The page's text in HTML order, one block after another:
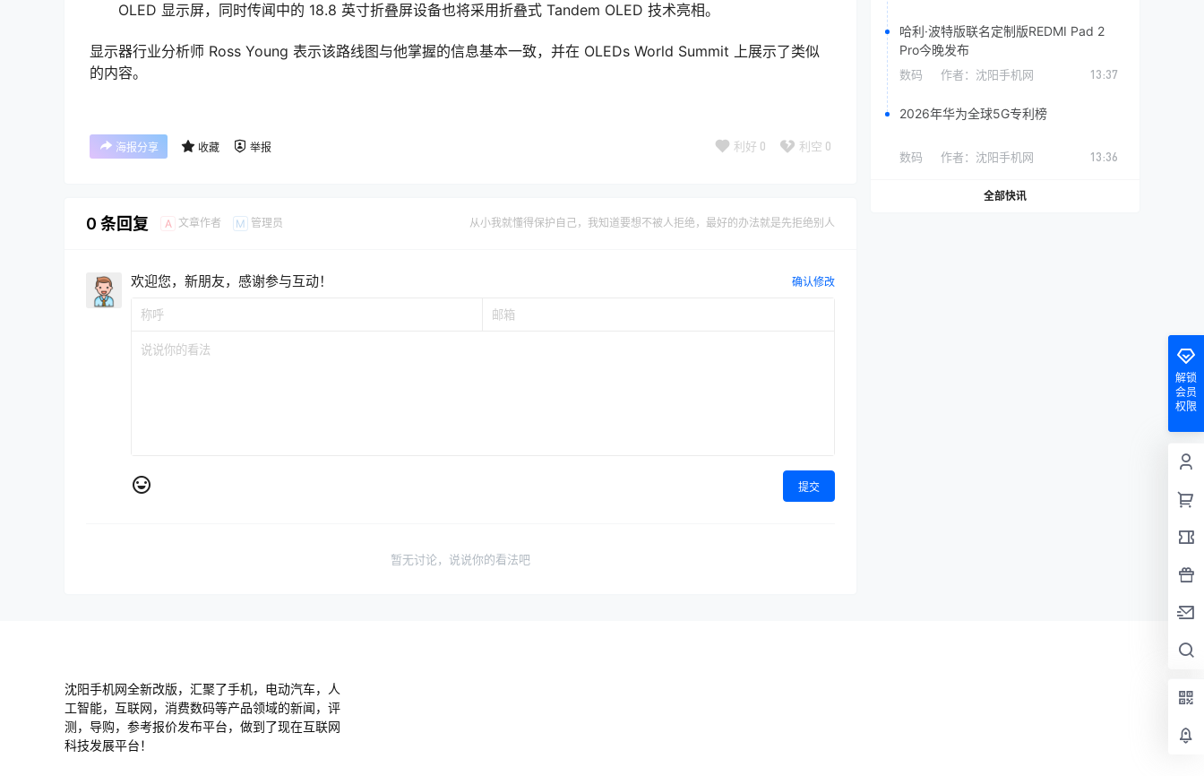
OLED 显示屏，同时传闻中的 18.8 英寸折叠屏设备也将采用折叠式 Tandem OLED 技术亮相。
显示器行业分析师 Ross Young 表示该路线图与他掌握的信息基本一致，并在 OLEDs World Summit 上展示了类似
的内容。
海报分享 收藏 举报 利好 0 利空 0
0 条回复 A 文章作者 M 管理员 从小我就懂得保护自己，我知道要想不被人拒绝，最好的办法就是先拒绝别人
欢迎您，新朋友，感谢参与互动！ 确认修改
提交
暂无讨论，说说你的看法吧
哈利·波特版联名定制版REDMI Pad 2
Pro今晚发布
数码 作者： 沈阳手机网 13:37
2026年华为全球5G专利榜
数码 作者： 沈阳手机网 13:36
全部快讯
解锁
会员
权限
沈阳手机网全新改版，汇聚了手机，电动汽车，人
工智能，互联网，消费数码等产品领域的新闻，评
测，导购，参考报价发布平台，做到了现在互联网
科技发展平台！